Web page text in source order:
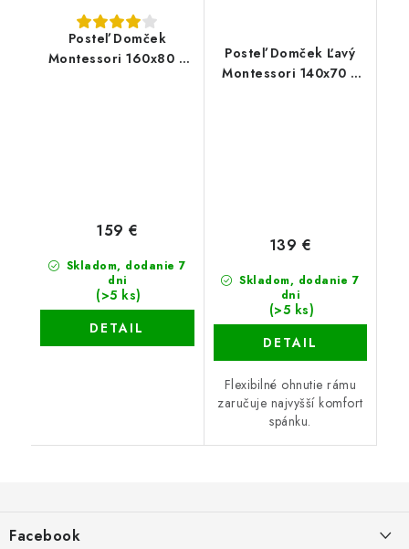
Posteľ Domček
Montessori 160x80 +
Skladom, dodanie 7
dni
(>5 ks)
159 €
DETAIL
Posteľ Domček Ľavý
Montessori 140x70 +
Skladom, dodanie 7
dni
(>5 ks)
139 €
DETAIL
Flexibilné ohnutie rámu
zaručuje najvyšší komfort
spánku.
Facebook